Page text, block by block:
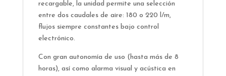
recargable, la unidad permite una selección
entre dos caudales de aire: 180 o 220 l/m,
flujos siempre constantes bajo control
electrónico.
Con gran autonomía de uso (hasta más de 8
horas), así como alarma visual y acústica en